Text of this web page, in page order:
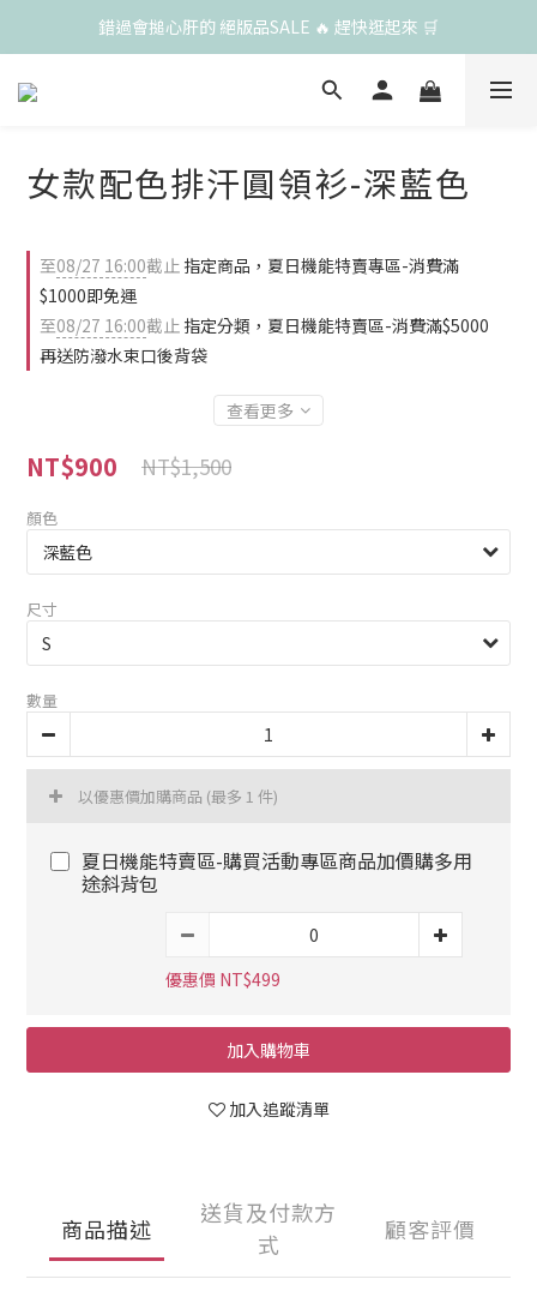
錯過會搥心肝的 絕版品SALE 🔥 趕快逛起來 🛒
女款配色排汗圓領衫-深藍色
至08/27 16:00截止 指定商品，夏日機能特賣專區-消費滿
$1000即免運
至08/27 16:00截止 指定分類，夏日機能特賣區-消費滿$5000
再送防潑水束口後背袋
查看更多
NT$900 NT$1,500
顏色
尺寸
數量
以優惠價加購商品 (最多 1 件)
夏日機能特賣區-購買活動專區商品加價購多用
途斜背包
優惠價 NT$499
加入購物車
加入追蹤清單
商品描述
送貨及付款方
式
顧客評價